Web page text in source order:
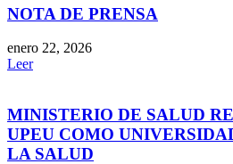
NOTA DE PRENSA
enero 22, 2026
Leer
MINISTERIO DE SALUD
UPEU COMO
LA SALUD